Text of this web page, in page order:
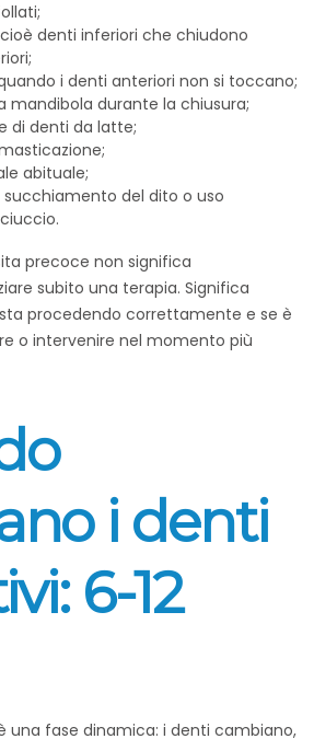
denti inferiori che chiudono
i denti anteriori non si toccano;
mandibola durante la chiusura;
di denti da latte;
abituale;
del dito o uso
precoce non significa
subito una terapia. Significa
procedendo correttamente e se è
o intervenire nel momento più
i denti
6-12
una fase dinamica: i denti cambiano,